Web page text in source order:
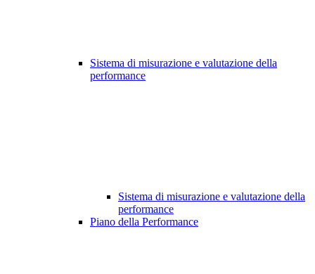
Sistema di misurazione e valutazione della
performance
Sistema di misurazione e valutazione della
performance
Piano della Performance